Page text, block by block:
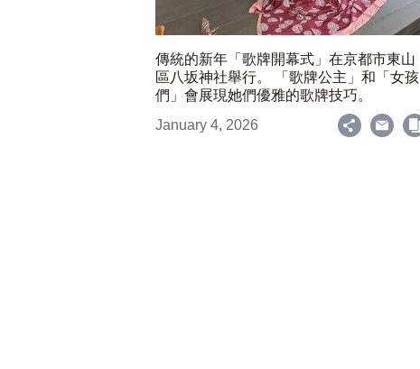
傳統的新年「歌牌開幕式」在京都市東山
區八坂神社舉行。 「歌牌公主」和「女孩
們」會展現她們優雅的歌牌技巧。
January 4, 2026